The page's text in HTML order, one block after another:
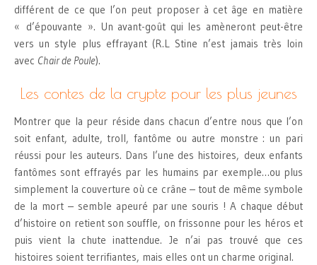
différent de ce que l’on peut proposer à cet âge en matière
« d’épouvante ». Un avant-goût qui les amèneront peut-être
vers un style plus effrayant (R.L Stine n’est jamais très loin
avec Chair de Poule).
Les contes de la crypte pour les plus jeunes
Montrer que la peur réside dans chacun d’entre nous que l’on
soit enfant, adulte, troll, fantôme ou autre monstre : un pari
réussi pour les auteurs. Dans l’une des histoires, deux enfants
fantômes sont effrayés par les humains par exemple…ou plus
simplement la couverture où ce crâne – tout de même symbole
de la mort – semble apeuré par une souris ! A chaque début
d’histoire on retient son souffle, on frissonne pour les héros et
puis vient la chute inattendue. Je n’ai pas trouvé que ces
histoires soient terrifiantes, mais elles ont un charme original.